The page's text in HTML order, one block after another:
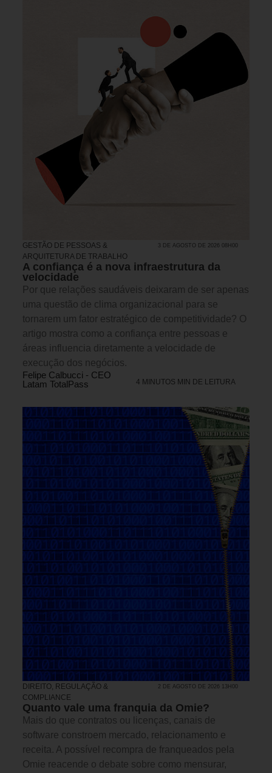
GESTÃO DE PESSOAS &
ARQUITETURA DE TRABALHO
3 DE AGOSTO DE 2026 08H00
A confiança é a nova infraestrutura da
velocidade
Por que relações saudáveis deixaram de ser apenas
uma questão de clima organizacional para se
tornarem um fator estratégico de competitividade? O
artigo mostra como a confiança entre pessoas e
áreas influencia diretamente a velocidade de
execução dos negócios.
Felipe Calbucci - CEO
Latam TotalPass
4 MINUTOS MIN DE LEITURA
DIREITO, REGULAÇÃO &
COMPLIANCE
2 DE AGOSTO DE 2026 13H00
Quanto vale uma franquia da Omie?
Mais do que contratos ou licenças, canais de
software constroem mercado, relacionamento e
receita. A possível recompra de franqueados pela
Omie reacende o debate sobre como mensurar,